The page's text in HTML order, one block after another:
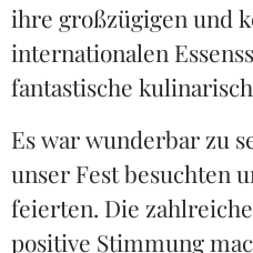
ihre großzügigen und
internationalen
fantastische
Es war wunderbar zu
unser Fest besuchten
feierten. Die
positive Stimmung